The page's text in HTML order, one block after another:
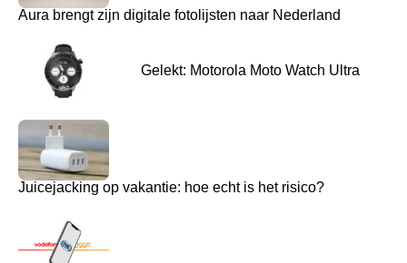
Aura brengt zijn digitale fotolijsten naar Nederland
Gelekt: Motorola Moto Watch Ultra
Juicejacking op vakantie: hoe echt is het risico?